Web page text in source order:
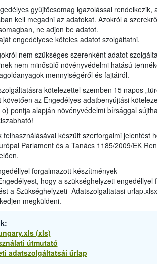
gyűjtőcsomag igazolással rendelkezik,
kell megadni az adatokat. Azokról a
ne adjon be adatot.
engedélyese köteles adatot szolgáltatni.
nem szükséges szerenként adatot
nem minősülő növényvédelmi hatású
mennyiségéről és fajtáiról.
kötelezettel szemben 15 napos
az Engedélyes adatbenyújtási
pontja alapján növényvédelmi bírsággal
felhasználásával készült szerforgalmi jelentést
Parlament és a Tanács 1185/2009/EK
forgalmazott készítmények
hogy a szükséghelyzeti
a Szükséghelyzeti_Adatszolgaltatasi
megküldeni.
(xls)
útmutató
adatszolgáltatsái űrlap